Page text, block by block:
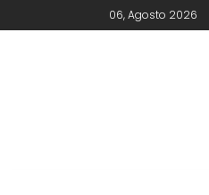
06, Agosto 2026